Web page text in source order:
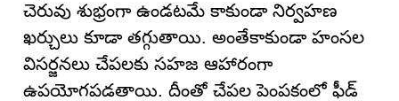
చెరువు శుభ్రంగా ఉండటమే కాకుండా నిర్వహణ
ఖర్చులు కూడా తగ్గుతాయి. అంతేకాకుండా హంసల
విసర్జనలు చేపలకు సహజ ఆహారంగా
ఉపయోగపడతాయి. దీంతో చేపల పెంపకంలో ఫీడ్